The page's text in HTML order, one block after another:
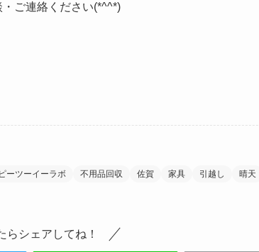
ご連絡ください(*^^*)
ピーツーイーラボ 不用品回収 佐賀 家具 引越し
晴天
らシェアしてね！